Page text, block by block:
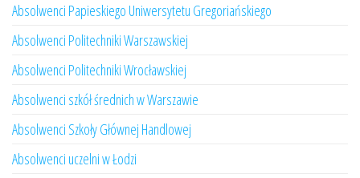
Absolwenci Papieskiego Uniwersytetu Gregoriańskiego
Absolwenci Politechniki Warszawskiej
Absolwenci Politechniki Wrocławskiej
Absolwenci szkół średnich w Warszawie
Absolwenci Szkoły Głównej Handlowej
Absolwenci uczelni w Łodzi